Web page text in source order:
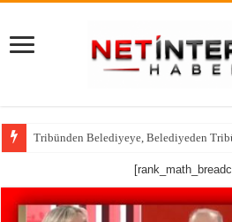
Tribünden Belediyeye, Belediyeden